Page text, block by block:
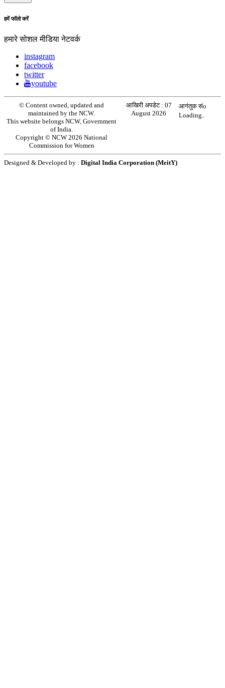
हमें फॉलो करें
हमारे सोशल मीडिया नेटवर्क
instagram
facebook
twitter
youtube
© Content owned, updated and
maintained by the NCW.
This website belongs NCW, Government
of India.
Copyright © NCW 2026 National
Commission for Women
आखिरी अपडेट : 07
August 2026
आगंतुक संo
Loading..
Designed & Developed by : Digital India Corporation (MeitY)